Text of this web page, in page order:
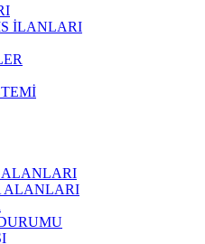
İLANLARI
ALANLARI
ALANLARI